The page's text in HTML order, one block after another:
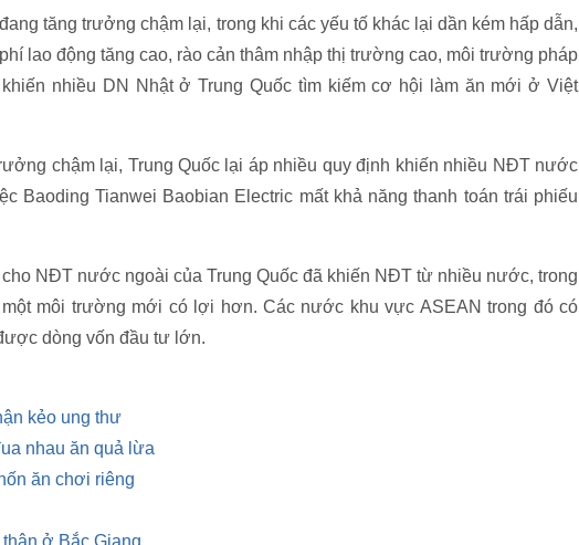
tăng trưởng chậm lại, trong khi các yếu tố khác lại dần kém hấp dẫn,
lao động tăng cao, rào cản thâm nhập thị trường cao, môi trường pháp
nhiều DN Nhật ở Trung Quốc tìm kiếm cơ hội làm ăn mới ở Việt
chậm lại, Trung Quốc lại áp nhiều quy định khiến nhiều NĐT nước
Baoding Tianwei Baobian Electric mất khả năng thanh toán trái phiếu
NĐT nước ngoài của Trung Quốc đã khiến NĐT từ nhiều nước, trong
môi trường mới có lợi hơn. Các nước khu vực ASEAN trong đó có
dòng vốn đầu tư lớn.
kẻo ung thư
nhau ăn quả lừa
ăn chơi riêng
ở Bắc Giang